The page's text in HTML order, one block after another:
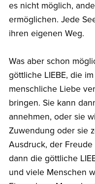
es nicht möglich,
ermöglichen. Jede
ihren eigenen Weg.
Was aber schon
göttliche LIEBE, die
menschliche Liebe
bringen. Sie kann
annehmen, oder sie
Zuwendung oder sie
Ausdruck, der
dann die göttliche
und viele Menschen